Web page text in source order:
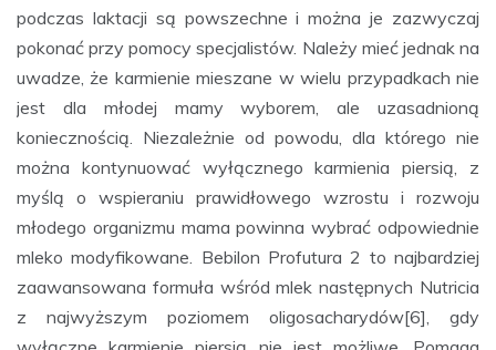
podczas laktacji są powszechne i można je zazwyczaj
pokonać przy pomocy specjalistów. Należy mieć jednak na
uwadze, że karmienie mieszane w wielu przypadkach nie
jest dla młodej mamy wyborem, ale uzasadnioną
koniecznością. Niezależnie od powodu, dla którego nie
można kontynuować wyłącznego karmienia piersią, z
myślą o wspieraniu prawidłowego wzrostu i rozwoju
młodego organizmu mama powinna wybrać odpowiednie
mleko modyfikowane. Bebilon Profutura 2 to najbardziej
zaawansowana formuła wśród mlek następnych Nutricia
z najwyższym poziomem oligosacharydów[6], gdy